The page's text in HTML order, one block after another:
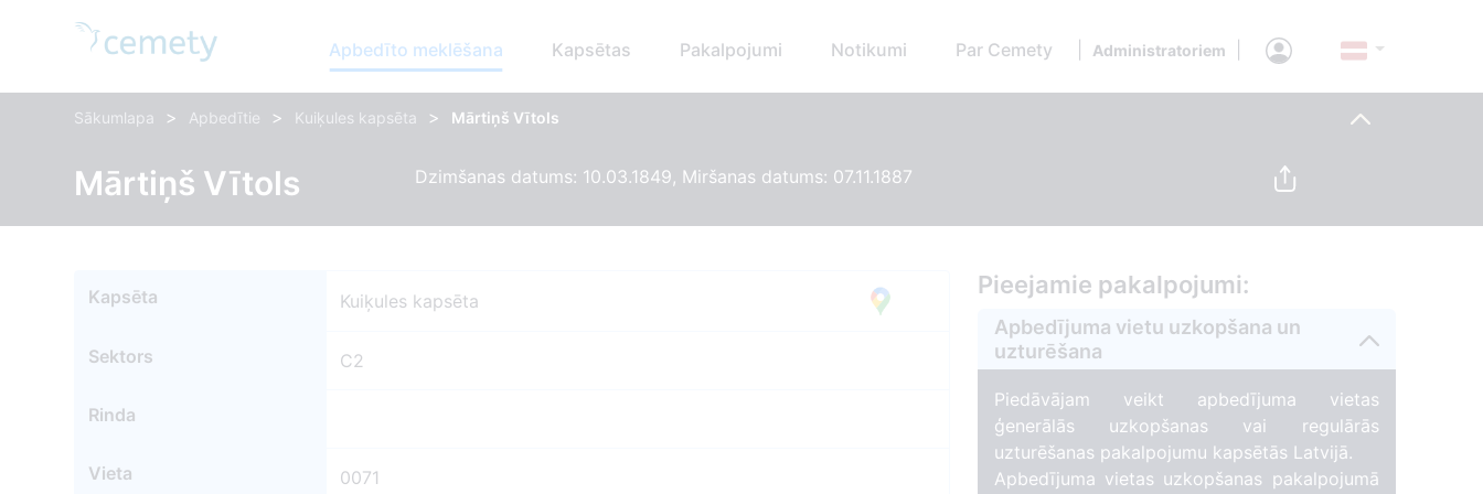
Apbedīto meklēšana Kapsētas Pakalpojumi Notikumi Par Cemety Administratoriem
Sākumlapa > Apbedītie > Kuiķules kapsēta > Mārtiņš Vītols
Mārtiņš Vītols Dzimšanas datums: 10.03.1849, Miršanas datums: 07.11.1887
Kapsēta Kuiķules kapsēta
Sektors C2
Rinda
Vieta 0071
Pieejamie pakalpojumi:
Apbedījuma vietu uzkopšana un
uzturēšana
Piedāvājam veikt apbedījuma vietas
ģenerālās uzkopšanas vai regulārās
uzturēšanas pakalpojumu kapsētās Latvijā.
Apbedījuma vietas uzkopšanas pakalpojumā